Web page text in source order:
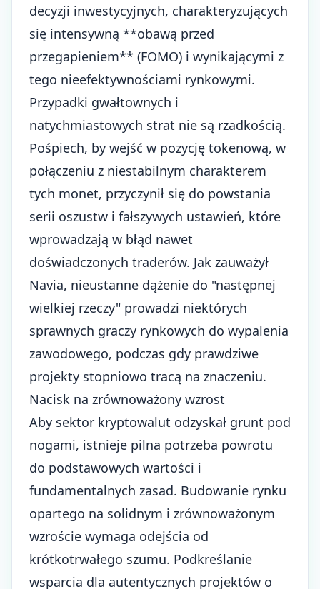
decyzji inwestycyjnych, charakteryzujących
się intensywną **obawą przed
przegapieniem** (FOMO) i wynikającymi z
tego nieefektywnościami rynkowymi.
Przypadki gwałtownych i
natychmiastowych strat nie są rzadkością.
Pośpiech, by wejść w pozycję tokenową, w
połączeniu z niestabilnym charakterem
tych monet, przyczynił się do powstania
serii oszustw i fałszywych ustawień, które
wprowadzają w błąd nawet
doświadczonych traderów. Jak zauważył
Navia, nieustanne dążenie do "następnej
wielkiej rzeczy" prowadzi niektórych
sprawnych graczy rynkowych do wypalenia
zawodowego, podczas gdy prawdziwe
projekty stopniowo tracą na znaczeniu.
Nacisk na zrównoważony wzrost
Aby sektor kryptowalut odzyskał grunt pod
nogami, istnieje pilna potrzeba powrotu
do podstawowych wartości i
fundamentalnych zasad. Budowanie rynku
opartego na solidnym i zrównoważonym
wzroście wymaga odejścia od
krótkotrwałego szumu. Podkreślanie
wsparcia dla autentycznych projektów o